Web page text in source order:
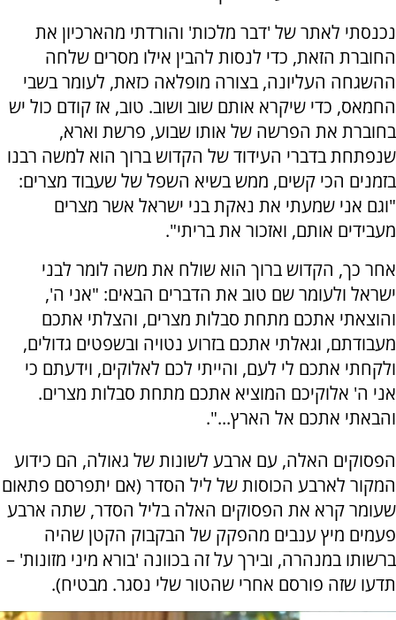
נכנסתי לאתר של 'דבר מלכות' והורדתי מהארכיון את
החוברת הזאת, כדי לנסות להבין אילו מסרים שלחה
ההשגחה העליונה, בצורה מופלאה כזאת, לעומר בשבי
החמאס, כדי שיקרא אותם שוב ושוב. טוב, אז קודם כול יש
בחוברת את הפרשה של אותו שבוע, פרשת וארא,
שנפתחת בדברי העידוד של הקדוש ברוך הוא למשה רבנו
בזמנים הכי קשים, ממש בשיא השפל של שעבוד מצרים:
"וגם אני שמעתי את נאקת בני ישראל אשר מצרים
מעבידים אותם, ואזכור את בריתי".
אחר כך, הקדוש ברוך הוא שולח את משה לומר לבני
ישראל ולעומר שם טוב את הדברים הבאים: "אני ה',
והוצאתי אתכם מתחת סבלות מצרים, והצלתי אתכם
מעבודתם, וגאלתי אתכם בזרוע נטויה ובשפטים גדולים,
ולקחתי אתכם לי לעם, והייתי לכם לאלוקים, וידעתם כי
אני ה' אלוקיכם המוציא אתכם מתחת סבלות מצרים.
והבאתי אתכם אל הארץ...".
הפסוקים האלה, עם ארבע לשונות של גאולה, הם כידוע
המקור לארבע הכוסות של ליל הסדר (אם יתפרסם פתאום
שעומר קרא את הפסוקים האלה בליל הסדר, שתה ארבע
פעמים מיץ ענבים מהפקק של הבקבוק הקטן שהיה
ברשותו במנהרה, ובירך על זה בכוונה 'בורא מיני מזונות' –
תדעו שזה פורסם אחרי שהטור שלי נסגר. מבטיח).